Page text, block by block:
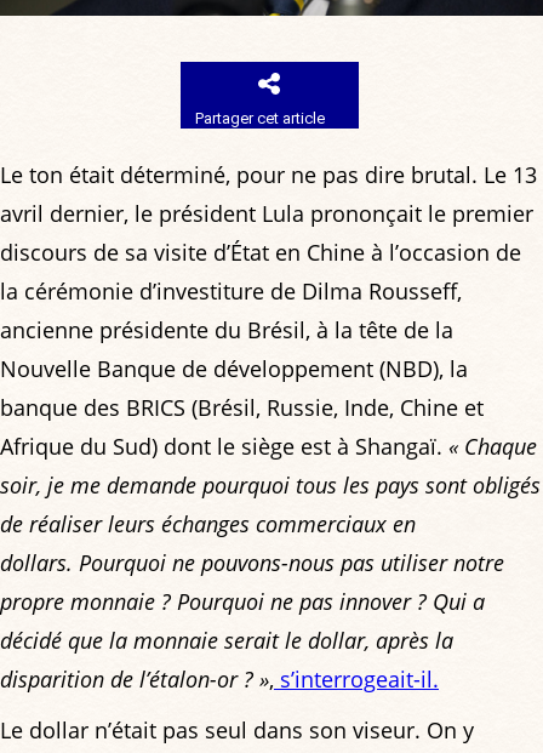
Partager cet article
Le ton était déterminé, pour ne pas dire brutal. Le 13
avril dernier, le président Lula prononçait le premier
discours de sa visite d’État en Chine à l’occasion de
la cérémonie d’investiture de Dilma Rousseff,
ancienne présidente du Brésil, à la tête de la
Nouvelle Banque de développement (NBD), la
banque des BRICS (Brésil, Russie, Inde, Chine et
Afrique du Sud) dont le siège est à Shangaï. « Chaque
soir, je me demande pourquoi tous les pays sont obligés
de réaliser leurs échanges commerciaux en
dollars. Pourquoi ne pouvons-nous pas utiliser notre
propre monnaie ? Pourquoi ne pas innover ? Qui a
décidé que la monnaie serait le dollar, après la
disparition de l’étalon-or ? », s’interrogeait-il.
Le dollar n’était pas seul dans son viseur. On y